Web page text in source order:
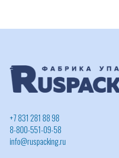
+7 831 281 88 98
8-800-551-09-58
info@ruspacking.ru